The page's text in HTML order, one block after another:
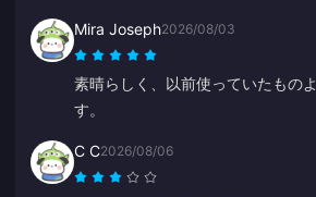
Mira Joseph2026/08/03
素晴らしく、以前使っていたもの
す。
C C2026/08/06